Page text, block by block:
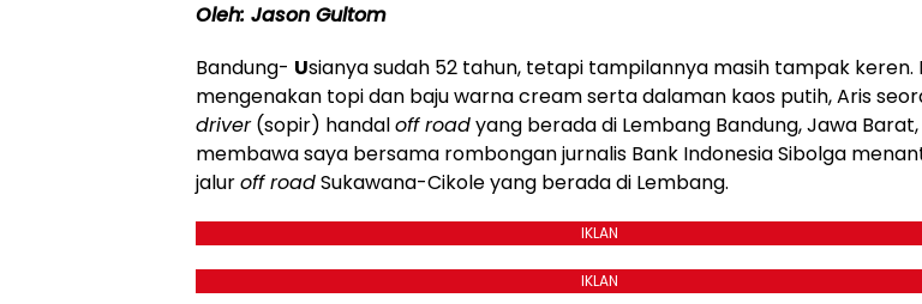
Oleh: Jason Gultom
Bandung- Usianya sudah 52 tahun, tetapi tampilannya masih tampak keren.
mengenakan topi dan baju warna cream serta dalaman kaos putih, Aris
driver(sopir) handaloff roadyang berada di Lembang Bandung, Jawa Barat,
membawa saya bersama rombongan jurnalis Bank Indonesia Sibolga
jaluroff roadSukawana-Cikole yang berada di Lembang.
IKLAN
IKLAN